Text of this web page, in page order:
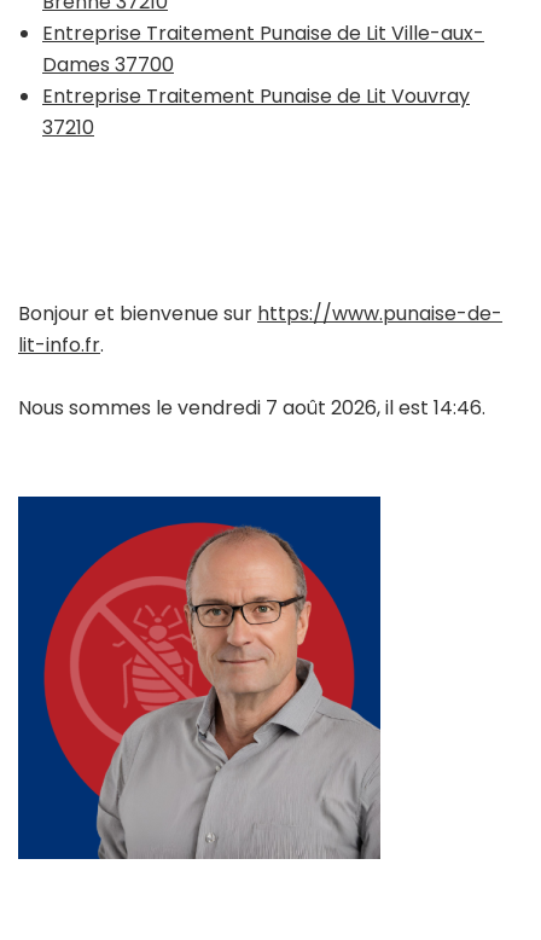
Entreprise Traitement Punaise de Lit Ville-aux-
Dames 37700
Entreprise Traitement Punaise de Lit Vouvray
37210
Bonjour et bienvenue sur https://www.punaise-de-
lit-info.fr.
Nous sommes le vendredi 7 août 2026, il est 14:46.